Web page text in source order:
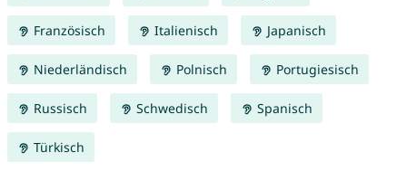
Französisch Italienisch Japanisch
Niederländisch Polnisch Portugiesisch
Russisch Schwedisch Spanisch
Türkisch